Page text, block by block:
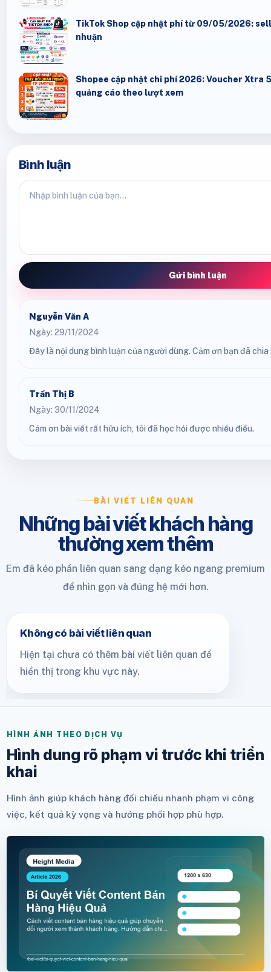
TikTok Shop cập nhật phí từ 09/05/2026:
nhuận
Shopee cập nhật chi phí 2026: Voucher Xtra
quảng cáo theo lượt xem
Bình luận
Gửi bình luận
Nguyễn Văn A
Ngày: 29/11/2024
Đây là nội dung bình luận của người dùng. Cảm ơn bạn đã chia
Trần Thị B
Ngày: 30/11/2024
Cảm ơn bài viết rất hữu ích, tôi đã học hỏi được nhiều điều.
BÀI VIẾT LIÊN QUAN
Những bài viết khách hàng
thường xem thêm
Em đã kéo phần liên quan sang dạng kéo ngang premium
để nhìn gọn và đúng hệ mới hơn.
Không có bài viết liên quan
Hiện tại chưa có thêm bài viết liên quan để
hiển thị trong khu vực này.
HÌNH ẢNH THEO DỊCH VỤ
Hình dung rõ phạm vi trước khi triển
khai
Hình ảnh giúp khách hàng đối chiếu nhanh phạm vi công
việc, kết quả kỳ vọng và hướng phối hợp phù hợp.